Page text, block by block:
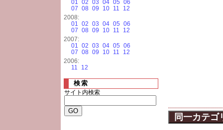
同一カテゴ
01 02 03 04 05 06
07 08 09 10 11
12
2008:
01 02 03 04 05 06
07 08 09 10 11
12
2007:
01 02 03 04 05 06
07 08 09 10 11
12
2006:
11
12
検索
サイト内検索